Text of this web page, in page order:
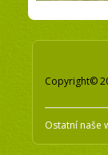
Copyright©
Ostatní naše